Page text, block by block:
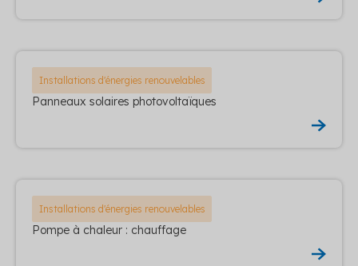
Installations d'énergies renouvelables
Panneaux solaires photovoltaïques
Installations d'énergies renouvelables
Pompe à chaleur : chauffage